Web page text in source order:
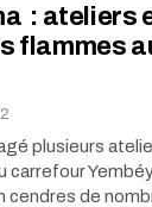
: ateliers
flammes
plusieurs
carrefour
cendres de